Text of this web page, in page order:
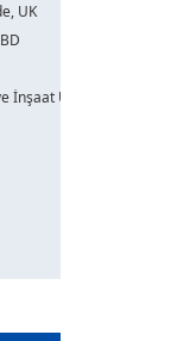
UK
İnşaat Üni.